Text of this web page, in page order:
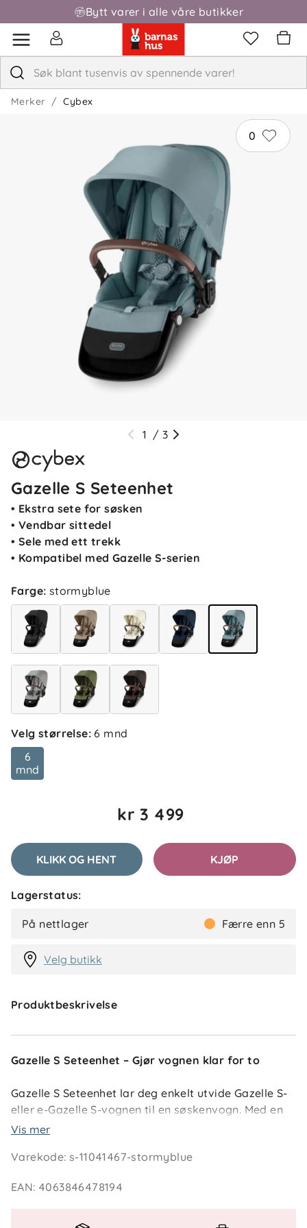
Bytt varer i alle våre butikker
Fri frakt over 1000,-
Merker Cybex
0
1 / 3
Gazelle S Seteenhet
• Ekstra sete for søsken
• Vendbar sittedel
• Sele med ett trekk
• Kompatibel med Gazelle S-serien
Farge: stormyblue
Velg størrelse:6 mnd
6
mnd
kr 3 499
KLIKK OG HENT KJØP
Lagerstatus:
På nettlager Færre enn 5
Velg butikk
Produktbeskrivelse
Gazelle S Seteenhet – Gjør vognen klar for to
Gazelle S Seteenhet lar deg enkelt utvide Gazelle S-
eller e-Gazelle S-vognen til en søskenvogn. Med en
vendbar sittedel og en enkel selejustering gir den
Hvorfor velge Gazelle S Seteenhet?
Vis mer
Varekode:s-11041467-stormyblue
EAN: 4063846478194